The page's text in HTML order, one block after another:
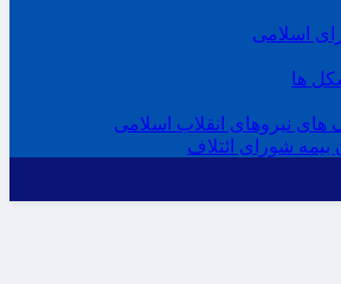
اسلامی
ها
های نیروهای انقلاب اسلامی
بیمه شورای ائتلاف